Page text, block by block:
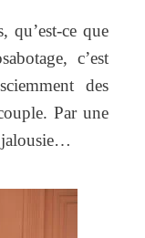
qu’est-ce que
c’est
des
Par une
jalousie…